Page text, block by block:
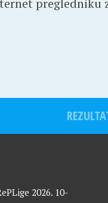
2026. 10-